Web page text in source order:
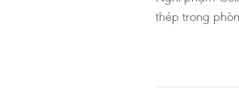
thép trong